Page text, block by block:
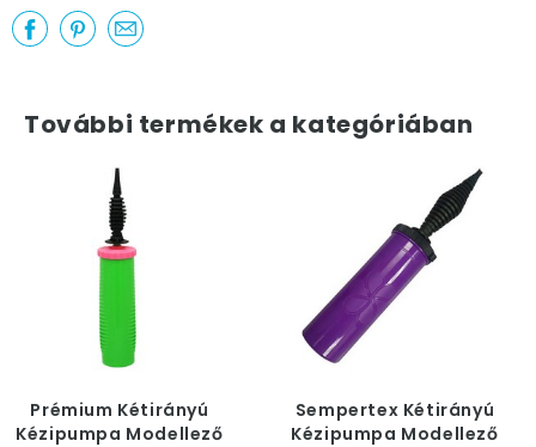
További termékek a kategóriában
Prémium Kétirányú
Kézipumpa Modellező
Sempertex Kétirányú
Kézipumpa Modellező